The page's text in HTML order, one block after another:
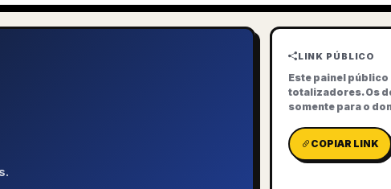
LINK PÚBLICO
Este painel
totalizadores. Os
somente para o
COPIAR LINK